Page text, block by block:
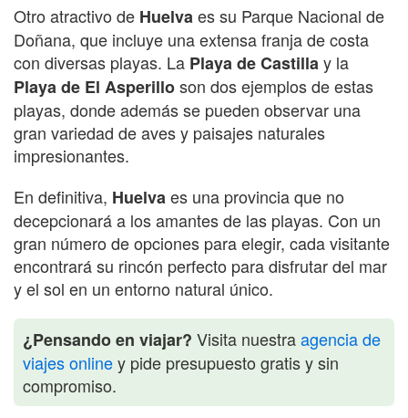
Otro atractivo de Huelvaes su Parque Nacional de
Doñana, que incluye una extensa franja de costa
con diversas playas. La Playa de Castillay la
Playa de El Asperilloson dos ejemplos de estas
playas, donde además se pueden observar una
gran variedad de aves y paisajes naturales
impresionantes.
En definitiva, Huelvaes una provincia que no
decepcionará a los amantes de las playas. Con un
gran número de opciones para elegir, cada visitante
encontrará su rincón perfecto para disfrutar del mar
y el sol en un entorno natural único.
¿Pensando en viajar? Visita nuestraagencia de
viajes onliney pide presupuesto gratis y sin
compromiso.